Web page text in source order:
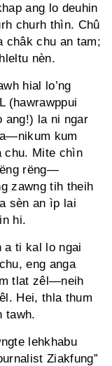
ang lo deuhin
churh thìn. Chû
châk chu an tam;
nèn.
hial lo’ng
(hawrawppui
ang!) la ni ngar
kum
chu. Mite chìn
rëng—
zawng tih theih
sèn an ìp lai
hi.
a ti kal lo ngai
eng anga
tlat zêl—neih
Hei, thla thum
tawh.
lehkhabu
Ziakfung”